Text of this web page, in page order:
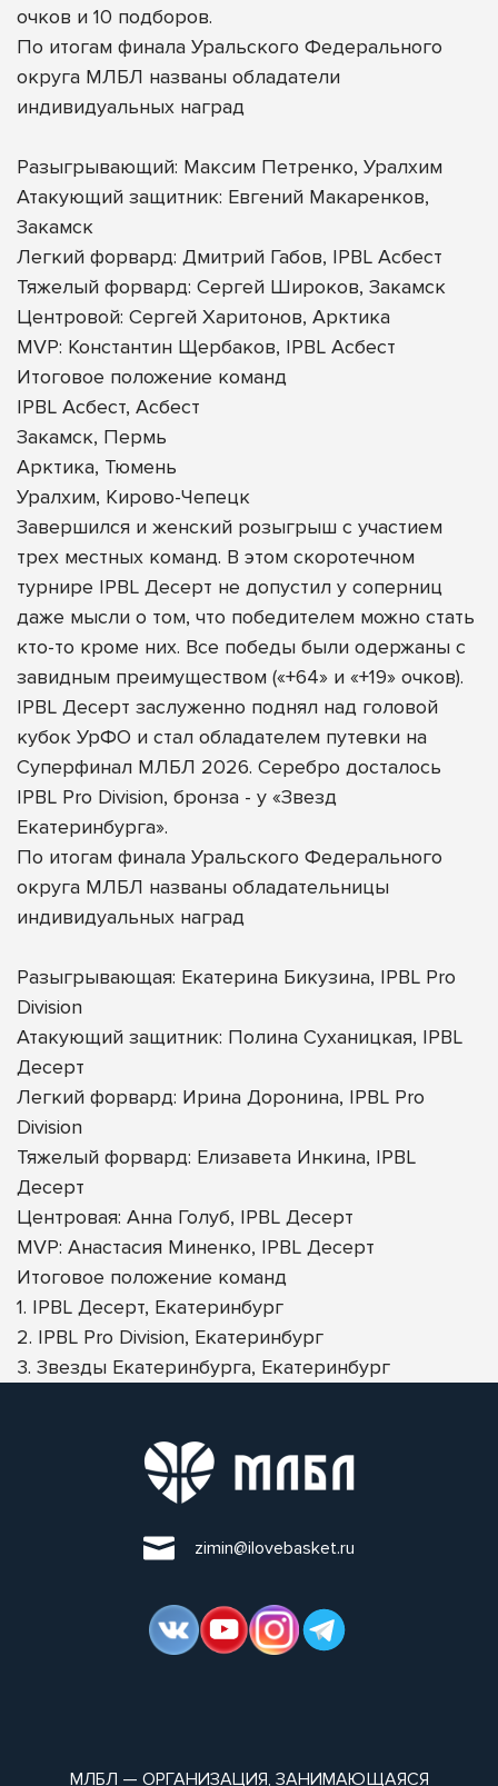
очков и 10 подборов.
По итогам финала Уральского Федерального
округа МЛБЛ названы обладатели
индивидуальных наград
Разыгрывающий: Максим Петренко, Уралхим
Атакующий защитник: Евгений Макаренков,
Закамск
Легкий форвард: Дмитрий Габов, IPBL Асбест
Тяжелый форвард: Сергей Широков, Закамск
Центровой: Сергей Харитонов, Арктика
MVP: Константин Щербаков, IPBL Асбест
Итоговое положение команд
IPBL Асбест, Асбест
Закамск, Пермь
Арктика, Тюмень
Уралхим, Кирово-Чепецк
Завершился и женский розыгрыш с участием
трех местных команд. В этом скоротечном
турнире IPBL Десерт не допустил у соперниц
даже мысли о том, что победителем можно стать
кто-то кроме них. Все победы были одержаны с
завидным преимуществом («+64» и «+19» очков).
IPBL Десерт заслуженно поднял над головой
кубок УрФО и стал обладателем путевки на
Суперфинал МЛБЛ 2026. Серебро досталось
IPBL Pro Division, бронза - у «Звезд
Екатеринбурга».
По итогам финала Уральского Федерального
округа МЛБЛ названы обладательницы
индивидуальных наград
Разыгрывающая: Екатерина Бикузина, IPBL Pro
Division
Атакующий защитник: Полина Суханицкая, IPBL
Десерт
Легкий форвард: Ирина Доронина, IPBL Pro
Division
Тяжелый форвард: Елизавета Инкина, IPBL
Десерт
Центровая: Анна Голуб, IPBL Десерт
MVP: Анастасия Миненко, IPBL Десерт
Итоговое положение команд
1. IPBL Десерт, Екатеринбург
2. IPBL Pro Division, Екатеринбург
3. Звезды Екатеринбурга, Екатеринбург
zimin@ilovebasket.ru
МЛБЛ — ОРГАНИЗАЦИЯ, ЗАНИМАЮЩАЯСЯ